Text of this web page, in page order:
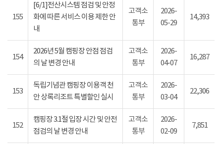
155
[6/1]전산시스템 점검 및 안정
화에 따른 서비스 이용 제한 안
내
고객소
통부
2026-
05-29
14,393
154
2026년 5월 캠핑장 안점 점검
의 날 변경 안내
고객소
통부
2026-
04-07
16,287
153
독립기념관 캠핑장 이용객 천
안 상록리조트 특별할인 실시
고객소
통부
2026-
03-04
22,306
152
캠핑장 3.1절 입장 시간 및 안전
점검의 날 변경 안내
고객소
통부
2026-
02-09
7,851